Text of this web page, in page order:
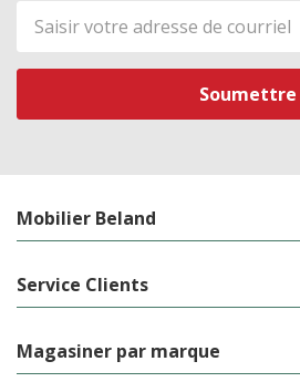
Adresse
de
courriel
Mobilier Beland
Service Clients
Magasiner par marque